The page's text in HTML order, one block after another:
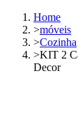
Home
>móveis
>Cozinha
>KIT 2
Decor